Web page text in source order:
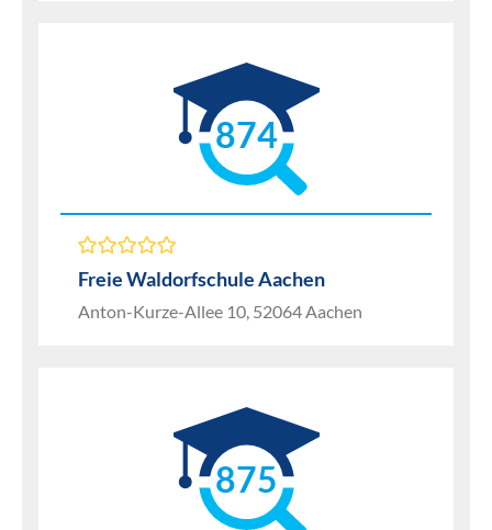
874
Freie Waldorfschule Aachen
Anton-Kurze-Allee 10, 52064 Aachen
875